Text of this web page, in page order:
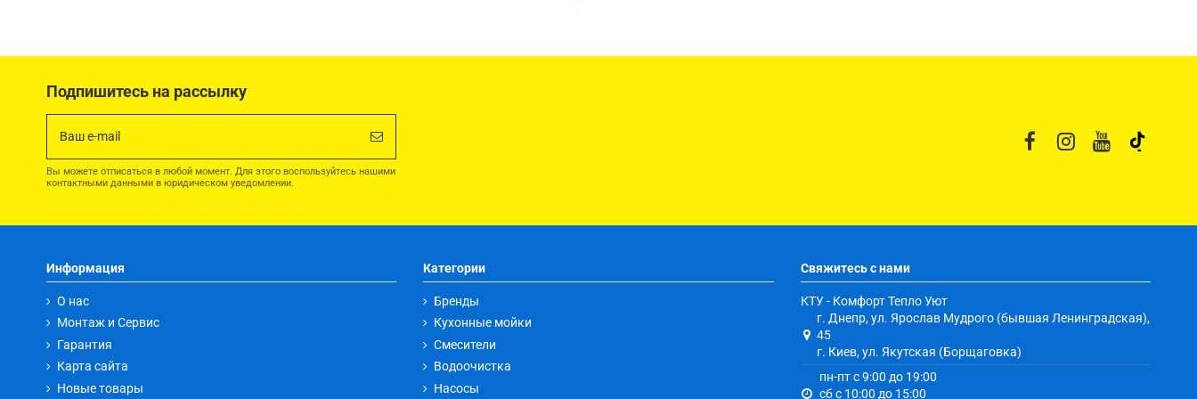
Подпишитесь на рассылку
Вы можете отписаться в любой момент. Для этого воспользуйтесь нашими
контактными данными в юридическом уведомлении.
Информация
О нас
Монтаж и Сервис
Гарантия
Карта сайта
Новые товары
Категории
Бренды
Кухонные мойки
Смесители
Водоочистка
Насосы
Свяжитесь с нами
КТУ - Комфорт Тепло Уют
г. Днепр, ул. Ярослав Мудрого (бывшая Ленинградская),
45
г. Киев, ул. Якутская (Борщаговка)
пн-пт с 9:00 до 19:00
сб с 10:00 до 15:00